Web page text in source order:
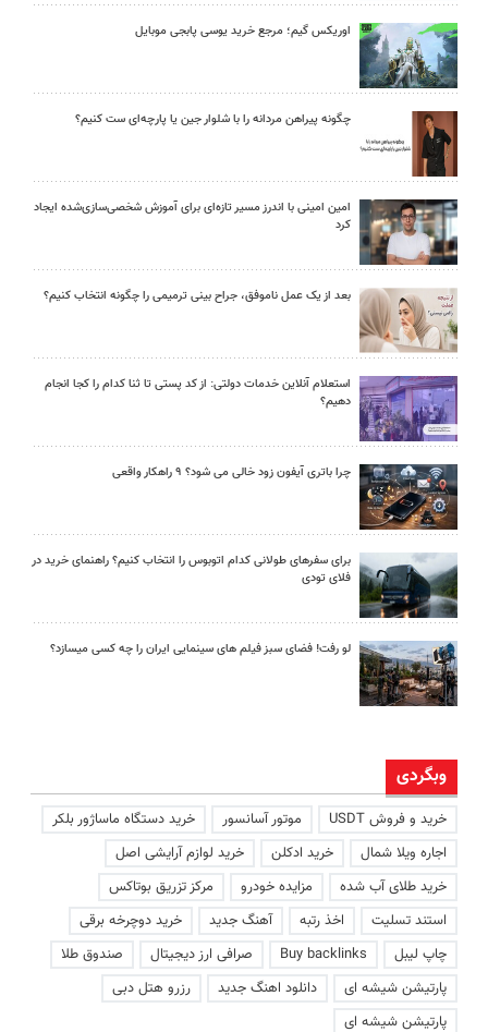
اوریکس گیم؛ مرجع خرید یوسی پابجی موبایل
چگونه پیراهن مردانه را با شلوار جین یا پارچه‌ای ست کنیم؟
امین امینی با اندرز مسیر تازه‌ای برای آموزش شخصی‌سازی‌شده ایجاد
کرد
بعد از یک عمل ناموفق، جراح بینی ترمیمی را چگونه انتخاب کنیم؟
استعلام آنلاین خدمات دولتی: از کد پستی تا ثنا کدام را کجا انجام
دهیم؟
چرا باتری آیفون زود خالی می شود؟ ۹ راهکار واقعی
برای سفرهای طولانی کدام اتوبوس را انتخاب کنیم؟ راهنمای خرید در
فلای تودی
لو رفت! فضای سبز فیلم های سینمایی ایران را چه کسی میسازد؟
وبگردی
خرید و فروش USDT موتور آسانسور
خرید دستگاه ماساژور بلکر
اجاره ویلا شمال
خرید ادکلن
خرید لوازم آرایشی اصل
خرید طلای آب شده
مزایده خودرو
مرکز تزریق بوتاکس
استند تسلیت
اخذ رتبه آهنگ جدید
خرید دوچرخه برقی
چاپ لیبل
Buy backlinks صرافی ارز دیجیتال
صندوق طلا
پارتیشن شیشه ای
دانلود اهنگ جدید
رزرو هتل دبی
پارتیشن شیشه ای